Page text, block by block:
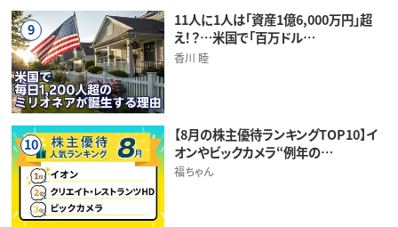
9
11人に1人は「資産1億6,000万円」超
え！？…米国で「百万ドル…
香川 睦
10
【8月の株主優待ランキングTOP10】イ
オンやビックカメラ“例年の…
福ちゃん